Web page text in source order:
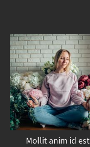
Mollit anim id est